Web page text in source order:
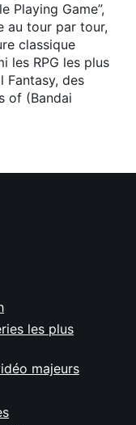
Playing Game”,
au tour par tour,
classique
les RPG les plus
Fantasy, des
of (Bandai
les plus
majeurs